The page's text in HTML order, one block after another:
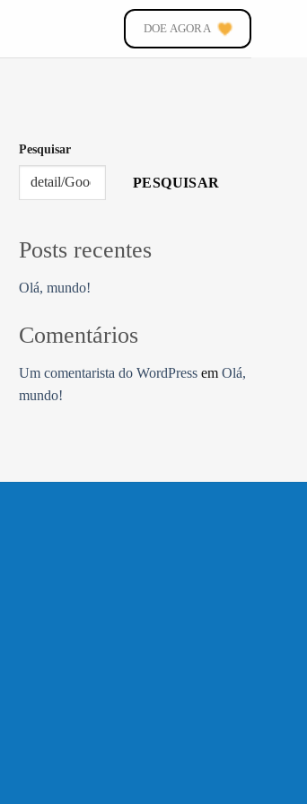
DOE AGORA
Pesquisar
PESQUISAR
Posts recentes
Olá, mundo!
Comentários
Um comentarista do WordPress em Olá,
mundo!